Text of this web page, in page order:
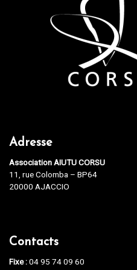
Adresse
Association AIUTU CORSU
11, rue Colomba – BP64
20000 AJACCIO
Contacts
Fixe :04 95 74 09 60